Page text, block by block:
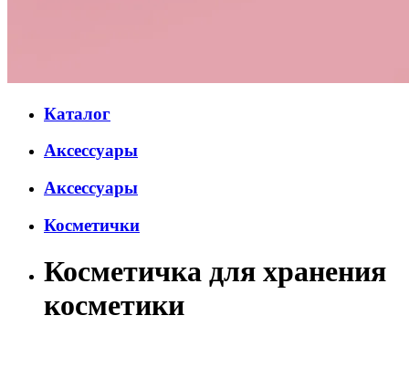
Каталог
Аксессуары
Аксессуары
Косметички
Косметичка для хранения
косметики